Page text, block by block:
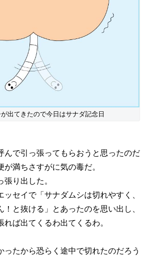
出てきたので今日はサナダ記念日
んで引っ張ってもらおうと思ったのだ
が満ちさすがに気の毒だ。
り出した。
ッセイで「サナダムシは切れやすく、
！と抜ける」とあったのを思い出し、
れば出てくるわ出てくるわ。
ったから恐らく途中で切れたのだろう